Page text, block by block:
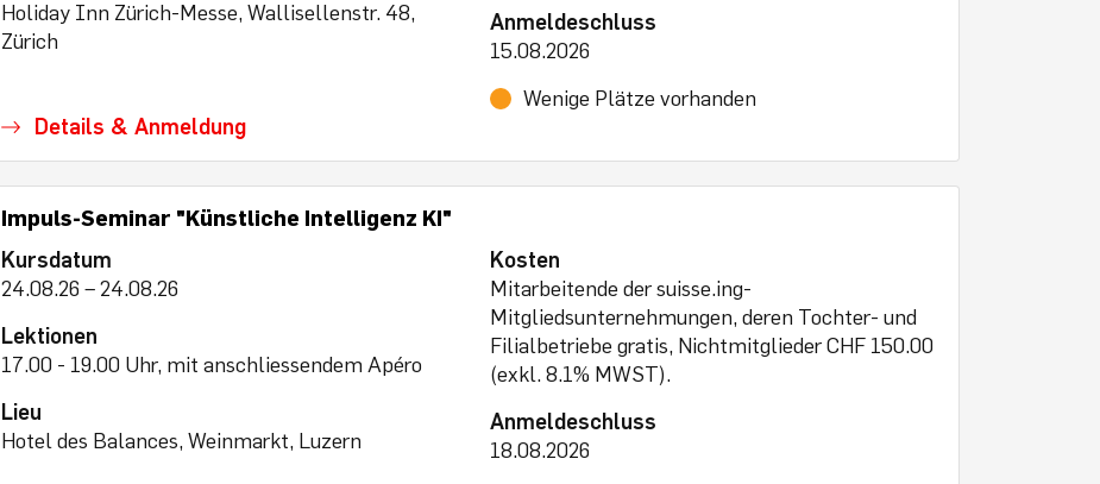
Holiday Inn Zürich-Messe, Wallisellenstr. 48,
Zürich
Anmeldeschluss
15.08.2026
Wenige Plätze vorhanden
Details & Anmeldung
Impuls-Seminar "Künstliche Intelligenz KI"
Kursdatum
24.08.26 – 24.08.26
Lektionen
17.00 - 19.00 Uhr, mit anschliessendem Apéro
Lieu
Hotel des Balances, Weinmarkt, Luzern
Kosten
Mitarbeitende der suisse.ing-
Mitgliedsunternehmungen, deren Tochter- und
Filialbetriebe gratis, Nichtmitglieder CHF 150.00
(exkl. 8.1% MWST).
Anmeldeschluss
18.08.2026